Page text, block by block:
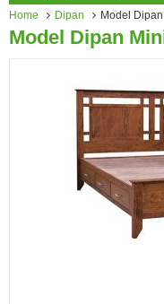
Home Dipan Model
Model Dipan